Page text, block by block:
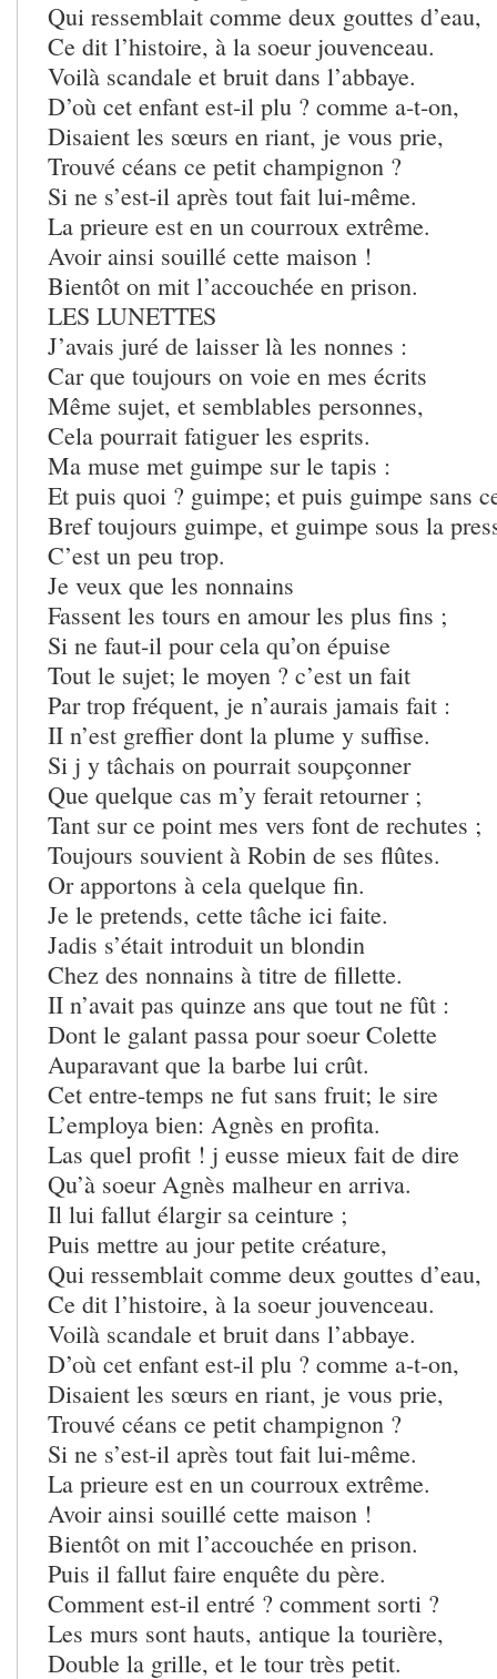
Qui ressemblait comme deux gouttes d’eau,
Ce dit l’histoire, à la soeur jouvenceau.
Voilà scandale et bruit dans l’abbaye.
D’où cet enfant est-il plu ? comme a-t-on,
Disaient les sœurs en riant, je vous prie,
Trouvé céans ce petit champignon ?
Si ne s’est-il après tout fait lui-même.
La prieure est en un courroux extrême.
Avoir ainsi souillé cette maison !
Bientôt on mit l’accouchée en prison.
LES LUNETTES
J’avais juré de laisser là les nonnes :
Car que toujours on voie en mes écrits
Même sujet, et semblables personnes,
Cela pourrait fatiguer les esprits.
Ma muse met guimpe sur le tapis :
Et puis quoi ? guimpe; et puis guimpe sans
Bref toujours guimpe, et guimpe sous la
C’est un peu trop.
Je veux que les nonnains
Fassent les tours en amour les plus fins ;
Si ne faut-il pour cela qu’on épuise
Tout le sujet; le moyen ? c’est un fait
Par trop fréquent, je n’aurais jamais fait :
II n’est greffier dont la plume y suffise.
Si j y tâchais on pourrait soupçonner
Que quelque cas m’y ferait retourner ;
Tant sur ce point mes vers font de rechutes ;
Toujours souvient à Robin de ses flûtes.
Or apportons à cela quelque fin.
Je le pretends, cette tâche ici faite.
Jadis s’était introduit un blondin
Chez des nonnains à titre de fillette.
II n’avait pas quinze ans que tout ne fût :
Dont le galant passa pour soeur Colette
Auparavant que la barbe lui crût.
Cet entre-temps ne fut sans fruit; le sire
L’employa bien: Agnès en profita.
Las quel profit ! j eusse mieux fait de dire
Qu’à soeur Agnès malheur en arriva.
Il lui fallut élargir sa ceinture ;
Puis mettre au jour petite créature,
Qui ressemblait comme deux gouttes d’eau,
Ce dit l’histoire, à la soeur jouvenceau.
Voilà scandale et bruit dans l’abbaye.
D’où cet enfant est-il plu ? comme a-t-on,
Disaient les sœurs en riant, je vous prie,
Trouvé céans ce petit champignon ?
Si ne s’est-il après tout fait lui-même.
La prieure est en un courroux extrême.
Avoir ainsi souillé cette maison !
Bientôt on mit l’accouchée en prison.
Puis il fallut faire enquête du père.
Comment est-il entré ? comment sorti ?
Les murs sont hauts, antique la tourière,
Double la grille, et le tour très petit.